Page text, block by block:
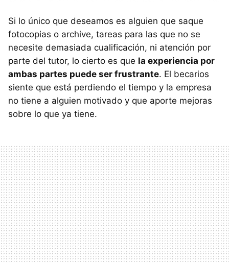
Si lo único que deseamos es alguien que saque
fotocopias o archive, tareas para las que no se
necesite demasiada cualificación, ni atención por
parte del tutor, lo cierto es que la experiencia por
ambas partes puede ser frustrante. El becarios
siente que está perdiendo el tiempo y la empresa
no tiene a alguien motivado y que aporte mejoras
sobre lo que ya tiene.